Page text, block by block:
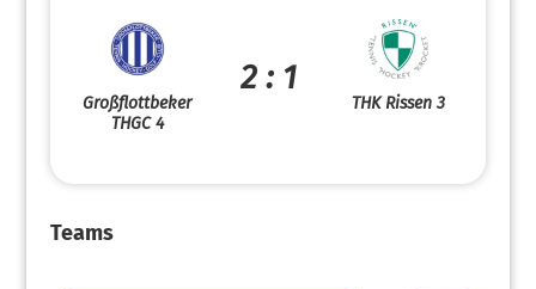
Großflottbeker
THGC 4
2 : 1
THK Rissen 3
Teams